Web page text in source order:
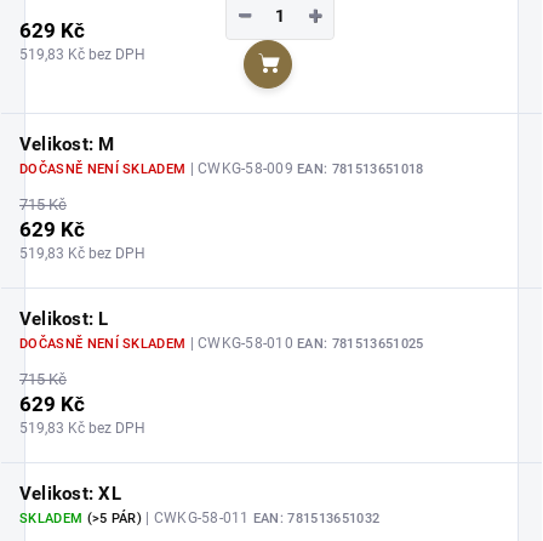
629 Kč
519,83 Kč bez DPH
+
−
Do košíku
Velikost: M
DOČASNĚ NENÍ SKLADEM | CWKG-58-009EAN: 781513651018
715 Kč
629 Kč
519,83 Kč bez DPH
Velikost: L
DOČASNĚ NENÍ SKLADEM | CWKG-58-010EAN: 781513651025
715 Kč
629 Kč
519,83 Kč bez DPH
Velikost: XL
SKLADEM (>5 PÁR) | CWKG-58-011 EAN: 781513651032